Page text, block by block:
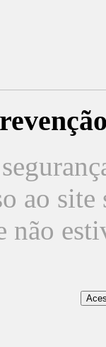
ao
não